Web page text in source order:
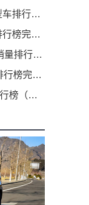
(零售量
(批发量
版(零售量
(零售量
售量）